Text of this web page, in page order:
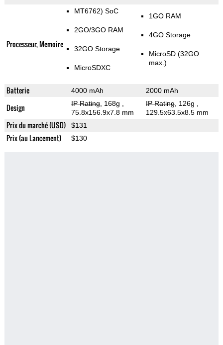
Processeur, Memoire
MT6762) SoC
2GO/3GO RAM
32GO Storage
MicroSDXC
1GO RAM
4GO Storage
MicroSD (32GO
max.)
Batterie 4000 mAh 2000 mAh
Design IP Rating, 168g
75.8x156.9x7.8 mm
IP Rating, 126g
129.5x63.5x8.5 mm
Prix du marché (USD) $131
Prix (au Lancement) $130